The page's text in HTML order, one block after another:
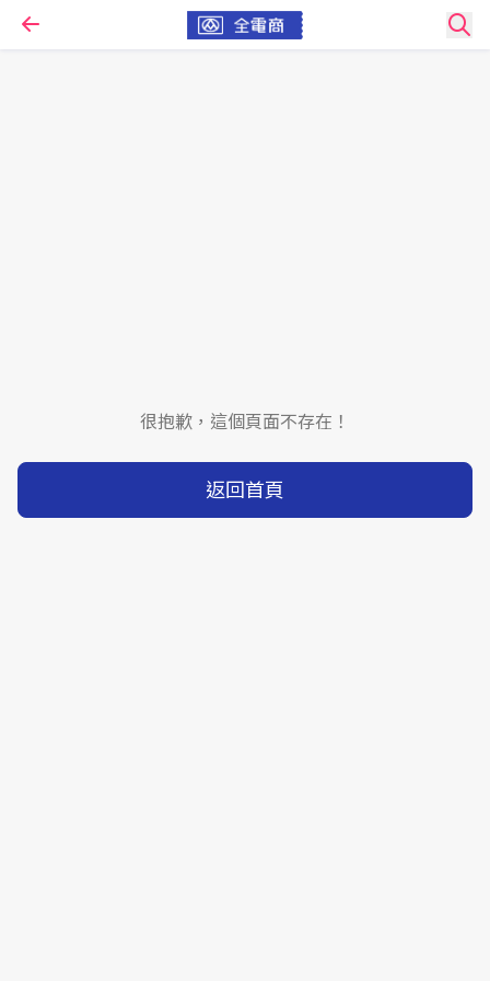
很抱歉，這個頁面不存在！
返回首頁